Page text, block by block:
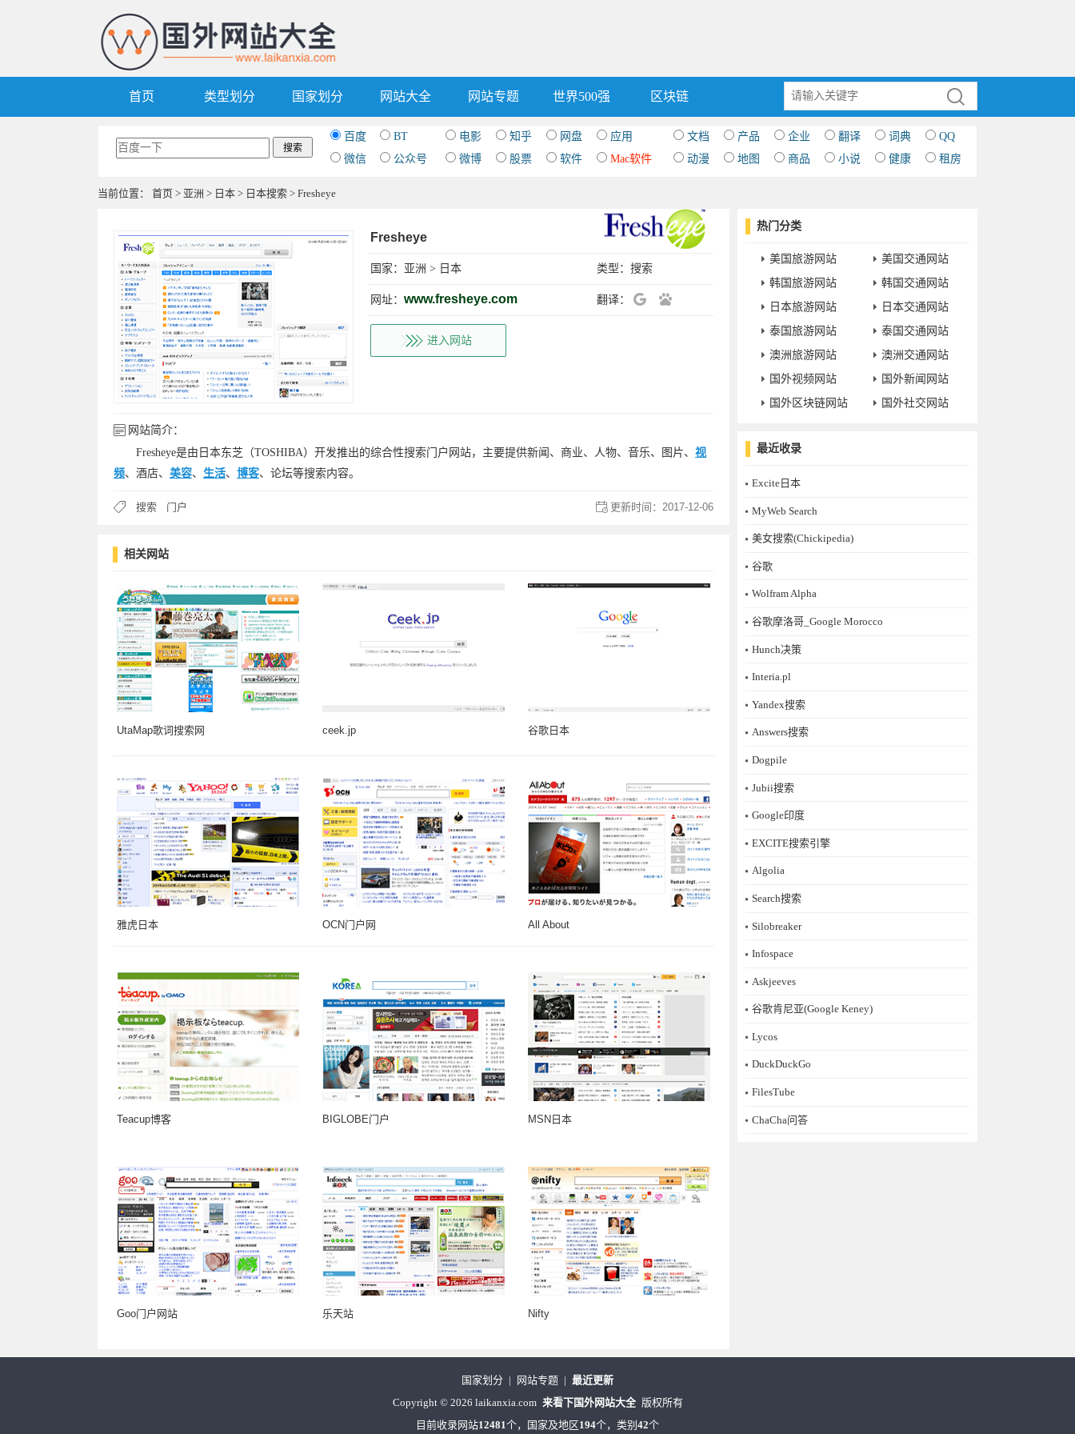
首页 类型划分 国家划分 网站大全 网站专题 世界500强 区块链
百度 BT 电影 知乎 网盘 应用 文档 产品 企业 翻译 词典
QQ
微信
公众号 微博 股票 软件 Mac软件 动漫 地图 商品 小说 健康 租房
当前位置： 首页 > 亚洲 > 日本 > 日本搜索 > Fresheye
Fresheye
国家： 亚洲 > 日本 类型： 搜索
网址： www.fresheye.com 翻译：
进入网站
网站简介：
Fresheye是由日本东芝（TOSHIBA）开发推出的综合性搜索门户网站，主要提供新闻、商业、人物、音乐、图片、 视
频、酒店、 美容、 生活、 博客、论坛等搜索内容。
搜索 门户 更新时间： 2017-12-06
相关网站
UtaMap歌词搜索网 ceek.jp 谷歌日本
雅虎日本 OCN门户网 All About
Teacup博客 BIGLOBE门户 MSN日本
Goo门户网站 乐天站 Nifty
热门分类
美国旅游网站
美国交通网站
韩国旅游网站
韩国交通网站
日本旅游网站
日本交通网站
泰国旅游网站
泰国交通网站
澳洲旅游网站
澳洲交通网站
国外视频网站
国外新闻网站
国外区块链网站
国外社交网站
最近收录
Excite日本
MyWeb Search
美女搜索(Chickipedia)
谷歌
Wolfram Alpha
谷歌摩洛哥_Google Morocco
Hunch决策
Interia.pl
Yandex搜索
Answers搜索
Dogpile
Jubii搜索
Google印度
EXCITE搜索引擎
Algolia
Search搜索
Silobreaker
Infospace
Askjeeves
谷歌肯尼亚(Google Keney)
Lycos
DuckDuckGo
FilesTube
ChaCha问答
国家划分 | 网站专题 | 最近更新
Copyright ©2026 laikanxia.com 来看下国外网站大全 版权所有
目前收录网站12481个，国家及地区194个，类别 42个